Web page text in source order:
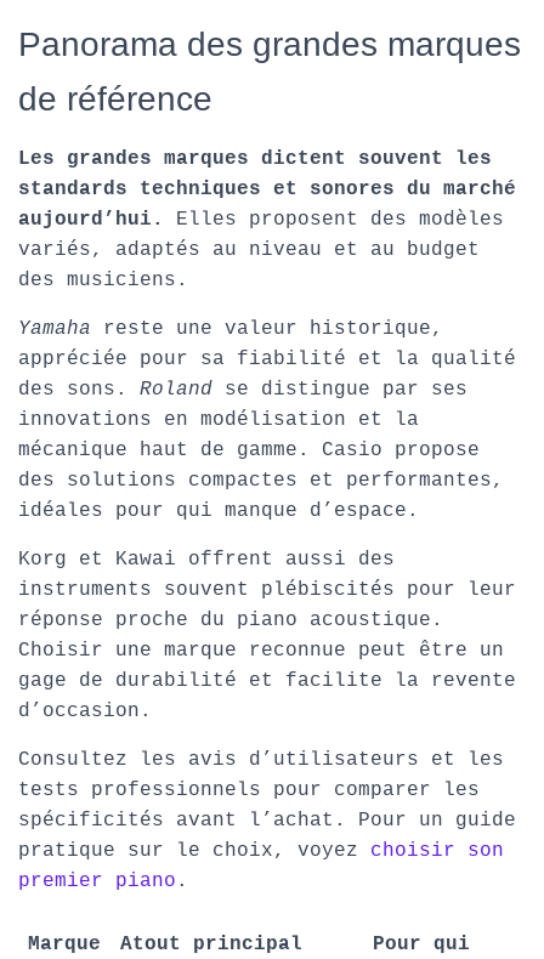
Panorama des grandes marques
de référence
Les grandes marques dictent souvent les
standards techniques et sonores du marché
aujourd’hui.
Elles proposent des modèles
variés, adaptés au niveau et au budget
des musiciens.
Yamaha reste une valeur historique,
appréciée pour sa fiabilité et la qualité
des sons. Roland se distingue par ses
innovations en modélisation et la
mécanique haut de gamme. Casio propose
des solutions compactes et performantes,
idéales pour qui manque d’espace.
Korg et Kawai offrent aussi des
instruments souvent plébiscités pour leur
réponse proche du piano acoustique.
Choisir une marque reconnue peut être un
gage de durabilité et facilite la revente
d’occasion.
Consultez les avis d’utilisateurs et les
tests professionnels pour comparer les
spécificités avant l’achat. Pour un guide
pratique sur le choix, voyez choisir son
premier piano .
Marque Atout principal Pour qui